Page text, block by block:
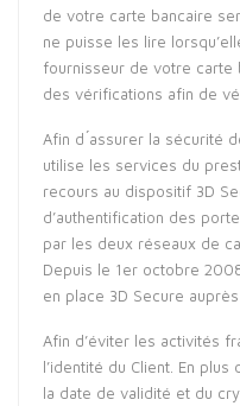
de votre carte bancaire
ne puisse les lire
fournisseur de votre carte
des vérifications afin de
Afin d ́assurer la sécurité
utilise les services du
recours au dispositif 3D
d’authentification des
par les deux réseaux de
Depuis le 1er octobre
en place 3D Secure
Afin d’éviter les activités
l’identité du Client. En
la date de validité et du